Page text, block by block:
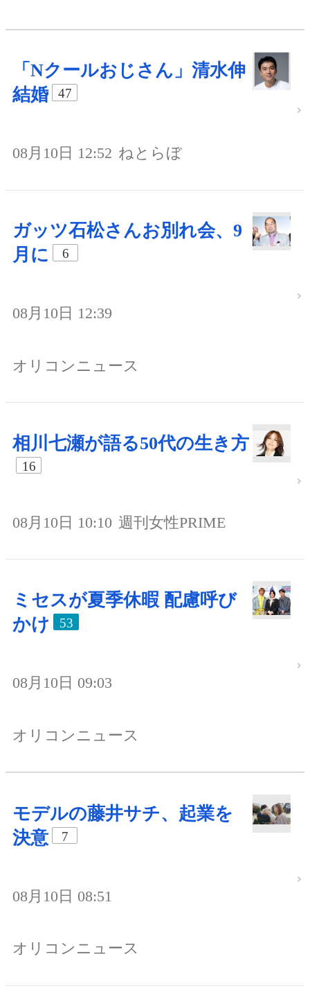
「Nクールおじさん」清水伸
結婚
47
08月10日 12:52 ねとらぼ
ガッツ石松さんお別れ会、9
月に
6
08月10日 12:39
オリコンニュース
相川七瀬が語る50代の生き方
16
08月10日 10:10 週刊女性PRIME
ミセスが夏季休暇 配慮呼び
かけ
53
08月10日 09:03
オリコンニュース
モデルの藤井サチ、起業を
決意
7
08月10日 08:51
オリコンニュース